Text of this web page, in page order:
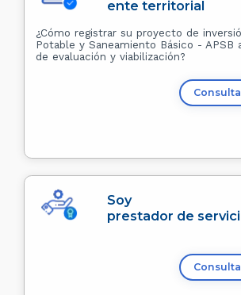
ente territorial
¿Cómo registrar su proyecto de
Potable y Saneamiento Básico - APSB
de evaluación y viabilización?
Soy
prestador de